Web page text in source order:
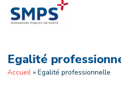
Aller
contenu
Egalité
Accueil » Egalité professionnelle